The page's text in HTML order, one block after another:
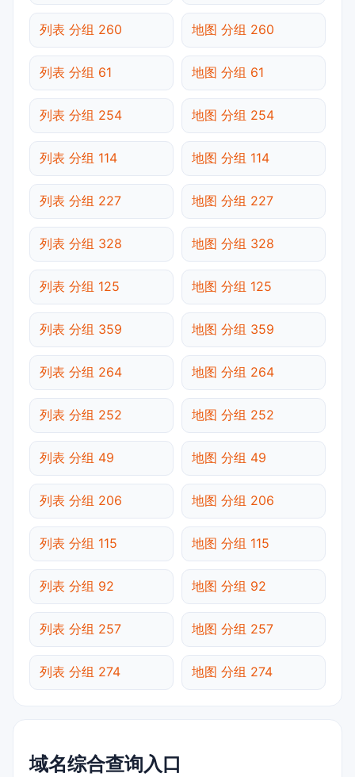
列表 分组 260 地图 分组 260
列表 分组 61 地图 分组 61
列表 分组 254 地图 分组 254
列表 分组 114 地图 分组 114
列表 分组 227 地图 分组 227
列表 分组 328 地图 分组 328
列表 分组 125 地图 分组 125
列表 分组 359 地图 分组 359
列表 分组 264 地图 分组 264
列表 分组 252 地图 分组 252
列表 分组 49 地图 分组 49
列表 分组 206 地图 分组 206
列表 分组 115 地图 分组 115
列表 分组 92 地图 分组 92
列表 分组 257 地图 分组 257
列表 分组 274 地图 分组 274
域名综合查询入口